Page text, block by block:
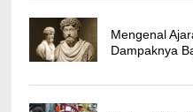
Mengenal
Dampaknya